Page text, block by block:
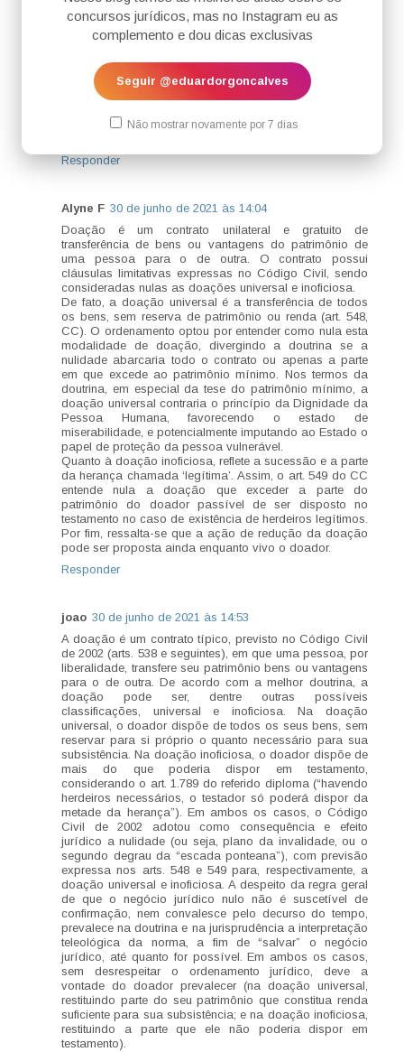
concursos jurídicos, mas no Instagram eu as
complemento e dou dicas exclusivas
Seguir @eduardorgoncalves
Não mostrar novamente por 7 dias
possuir o bem, é possível por dinheiro, considerando o
seu valor ao tempo da abertura da sucessão (artigo
2.007, “caput” e §§ 1º e 2º, CC).
invadam a legítima e a quota disponível, estarão
sujeitas às reduções (artigo 2.007, §3º, CC). No caso de
pluralidade dessas doações, em diferentes dadas, a
contada da última até que seja eliminado o excesso
Responder
Alyne F 30 de junho de 2021 às 14:04
Doação é um contrato unilateral e gratuito de
transferência de bens ou vantagens do patrimônio de
uma pessoa para o de outra. O contrato possui
cláusulas limitativas expressas no Código Civil, sendo
consideradas nulas as doações universal e inoficiosa.
De fato, a doação universal é a transferência de todos
os bens, sem reserva de patrimônio ou renda (art. 548,
CC). O ordenamento optou por entender como nula esta
modalidade de doação, divergindo a doutrina se a
nulidade abarcaria todo o contrato ou apenas a parte
em que excede ao patrimônio mínimo. Nos termos da
doutrina, em especial da tese do patrimônio mínimo, a
doação universal contraria o princípio da Dignidade da
Pessoa Humana, favorecendo o estado de
miserabilidade, e potencialmente imputando ao Estado o
papel de proteção da pessoa vulnerável.
Quanto à doação inoficiosa, reflete a sucessão e a parte
da herança chamada ‘legítima’. Assim, o art. 549 do CC
entende nula a doação que exceder a parte do
patrimônio do doador passível de ser disposto no
testamento no caso de existência de herdeiros legítimos.
Por fim, ressalta-se que a ação de redução da doação
pode ser proposta ainda enquanto vivo o doador.
Responder
joao 30 de junho de 2021 às 14:53
A doação é um contrato típico, previsto no Código Civil
de 2002 (arts. 538 e seguintes), em que uma pessoa, por
liberalidade, transfere seu patrimônio bens ou vantagens
para o de outra. De acordo com a melhor doutrina, a
doação pode ser, dentre outras possíveis
classificações, universal e inoficiosa. Na doação
universal, o doador dispõe de todos os seus bens, sem
reservar para si próprio o quanto necessário para sua
subsistência. Na doação inoficiosa, o doador dispõe de
mais do que poderia dispor em testamento,
considerando o art. 1.789 do referido diploma (“havendo
herdeiros necessários, o testador só poderá dispor da
metade da herança”). Em ambos os casos, o Código
Civil de 2002 adotou como consequência e efeito
jurídico a nulidade (ou seja, plano da invalidade, ou o
segundo degrau da “escada ponteana”), com previsão
expressa nos arts. 548 e 549 para, respectivamente, a
doação universal e inoficiosa. A despeito da regra geral
de que o negócio jurídico nulo não é suscetível de
confirmação, nem convalesce pelo decurso do tempo,
prevalece na doutrina e na jurisprudência a interpretação
teleológica da norma, a fim de “salvar” o negócio
jurídico, até quanto for possível. Em ambos os casos,
sem desrespeitar o ordenamento jurídico, deve a
vontade do doador prevalecer (na doação universal,
restituindo parte do seu patrimônio que constitua renda
suficiente para sua subsistência; e na doação inoficiosa,
restituindo a parte que ele não poderia dispor em
testamento).